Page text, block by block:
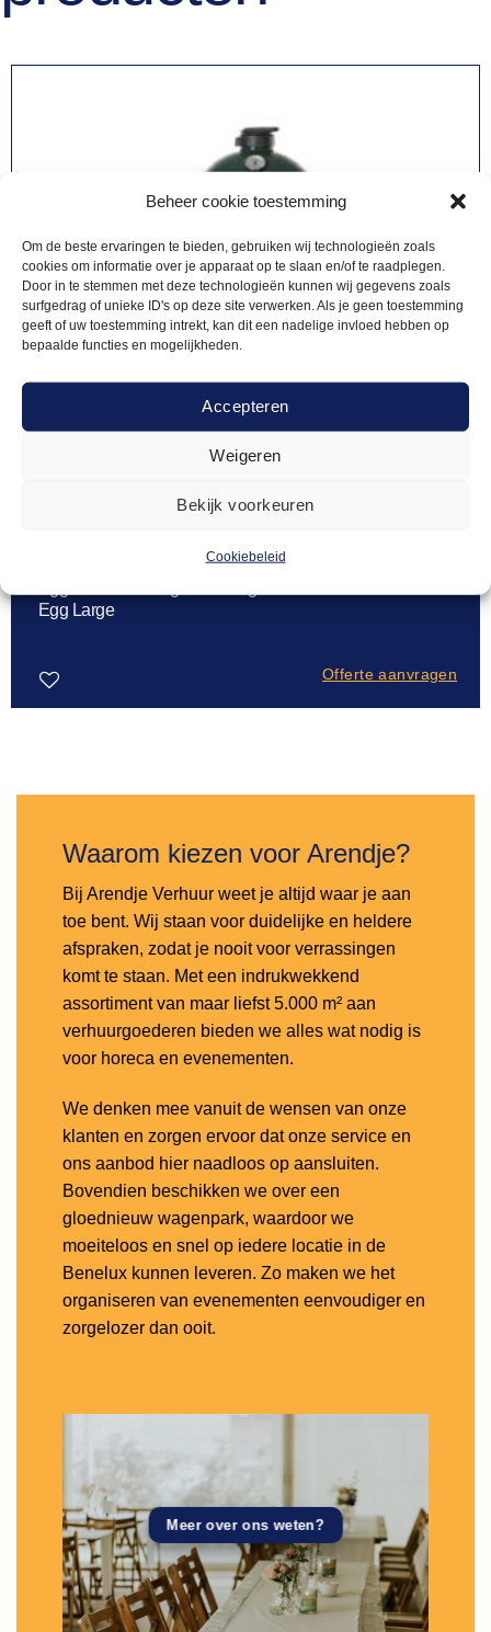
Beheer cookie toestemming
Om de beste ervaringen te bieden, gebruiken wij technologieën zoals
cookies om informatie over je apparaat op te slaan en/of te raadplegen.
Door in te stemmen met deze technologieën kunnen wij gegevens zoals
surfgedrag of unieke ID's op deze site verwerken. Als je geen toestemming
geeft of uw toestemming intrekt, kan dit een nadelige invloed hebben op
bepaalde functies en mogelijkheden.
Accepteren
Weigeren
Bekijk voorkeuren
Cookiebeleid
BUITEN KOKEN - KOLEN & HOUT
Egg Large
Offerte aanvragen
Waarom kiezen voor Arendje?
Bij Arendje Verhuur weet je altijd waar je aan
toe bent. Wij staan voor duidelijke en heldere
afspraken, zodat je nooit voor verrassingen
komt te staan. Met een indrukwekkend
assortiment van maar liefst 5.000 m² aan
verhuurgoederen bieden we alles wat nodig is
voor horeca en evenementen.
We denken mee vanuit de wensen van onze
klanten en zorgen ervoor dat onze service en
ons aanbod hier naadloos op aansluiten.
Bovendien beschikken we over een
gloednieuw wagenpark, waardoor we
moeiteloos en snel op iedere locatie in de
Benelux kunnen leveren. Zo maken we het
organiseren van evenementen eenvoudiger en
zorgelozer dan ooit.
Meer over ons weten?